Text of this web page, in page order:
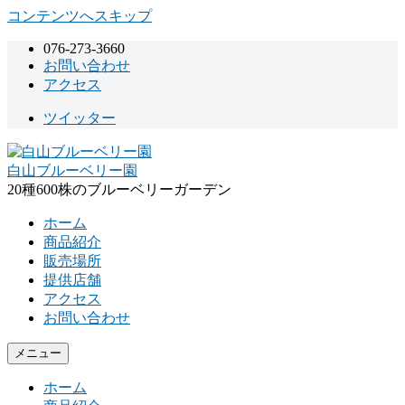
コンテンツへスキップ
076-273-3660
お問い合わせ
アクセス
ツイッター
白山ブルーベリー園
20種600株のブルーベリーガーデン
ホーム
商品紹介
販売場所
提供店舗
アクセス
お問い合わせ
メニュー
ホーム